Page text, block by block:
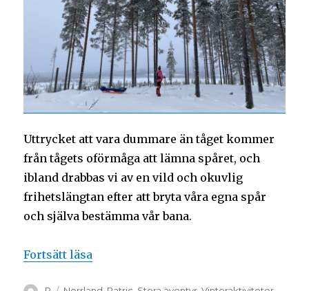
Uttrycket att vara dummare än tåget kommer
från tågets oförmåga att lämna spåret, och
ibland drabbas vi av en vild och okuvlig
frihetslängtan efter att bryta våra egna spår
och själva bestämma vår bana.
Fortsätt läsa